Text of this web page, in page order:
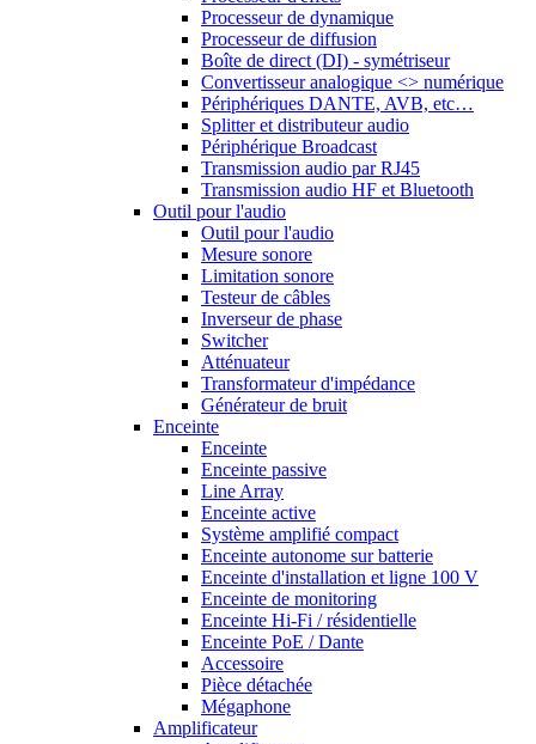
Processeur de dynamique
Processeur de diffusion
Boîte de direct (DI) - symétriseur
Convertisseur analogique <> numérique
Périphériques DANTE, AVB, etc…
Splitter et distributeur audio
Périphérique Broadcast
Transmission audio par RJ45
Transmission audio HF et Bluetooth
Outil pour l'audio
Outil pour l'audio
Mesure sonore
Limitation sonore
Testeur de câbles
Inverseur de phase
Switcher
Atténuateur
Transformateur d'impédance
Générateur de bruit
Enceinte
Enceinte
Enceinte passive
Line Array
Enceinte active
Système amplifié compact
Enceinte autonome sur batterie
Enceinte d'installation et ligne 100 V
Enceinte de monitoring
Enceinte Hi-Fi / résidentielle
Enceinte PoE / Dante
Accessoire
Pièce détachée
Mégaphone
Amplificateur